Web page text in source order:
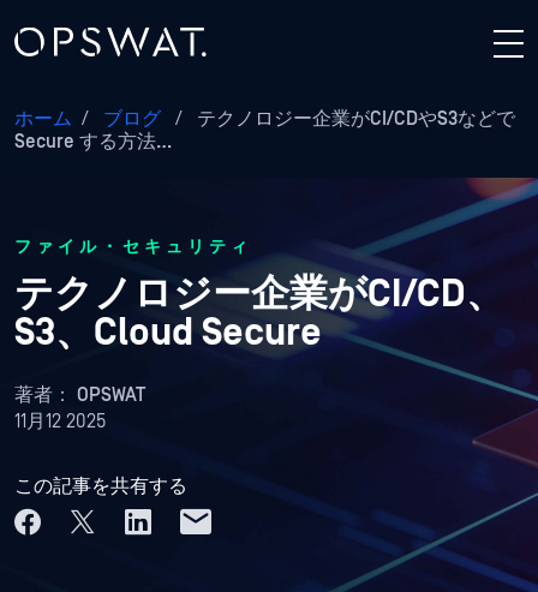
ホーム / ブログ /
テクノロジー企業がCI/CDやS3などで
Secure する方法…
ファイル・セキュリティ
テクノロジー企業がCI/CD、
S3、Cloud Secure
著者： OPSWAT
11月12 2025
この記事を共有する